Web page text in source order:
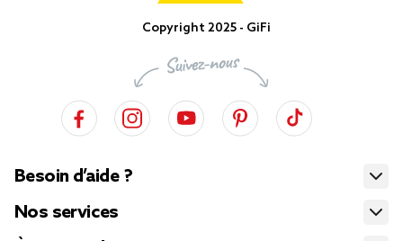
Copyright 2025 - GiFi
Besoin d’aide ?
Nos services